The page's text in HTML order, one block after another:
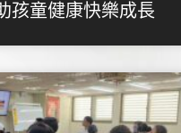
孩童健康快樂成長